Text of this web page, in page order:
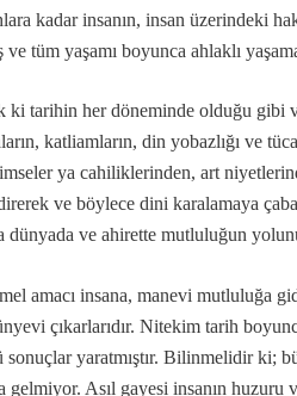
kadar insanın, insan üzerindeki
ve tüm yaşamı boyunca ahlaklı
ki tarihin her döneminde olduğu gibi
katliamların, din yobazlığı ve
ya cahiliklerinden, art
ve böylece dini karalamaya
dünyada ve ahirette mutluluğun
amacı insana, manevi mutluluğa
çıkarlarıdır. Nitekim tarih
sonuçlar yaratmıştır. Bilinmelidir ki;
gelmiyor. Asıl gayesi insanın huzuru